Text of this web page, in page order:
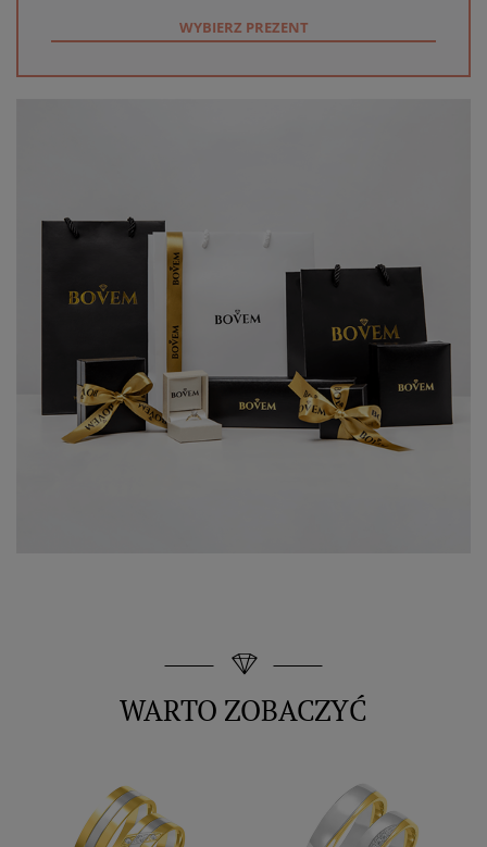
WYBIERZ PREZENT
WARTO ZOBACZYĆ